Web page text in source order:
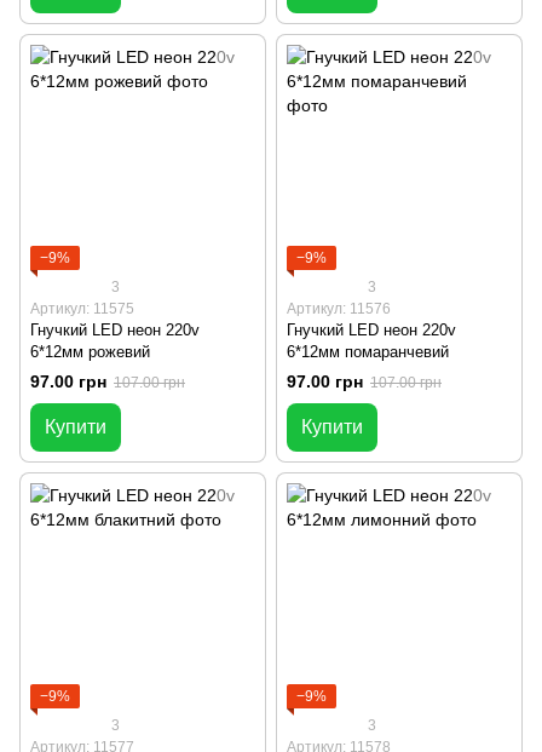
−9%
3
Артикул: 11575
Гнучкий LED неон 220v
6*12мм рожевий
97.00 грн 107.00 грн
Купити
−9%
3
Артикул: 11576
Гнучкий LED неон 220v
6*12мм помаранчевий
97.00 грн 107.00 грн
Купити
−9%
3
Артикул: 11577
−9%
3
Артикул: 11578